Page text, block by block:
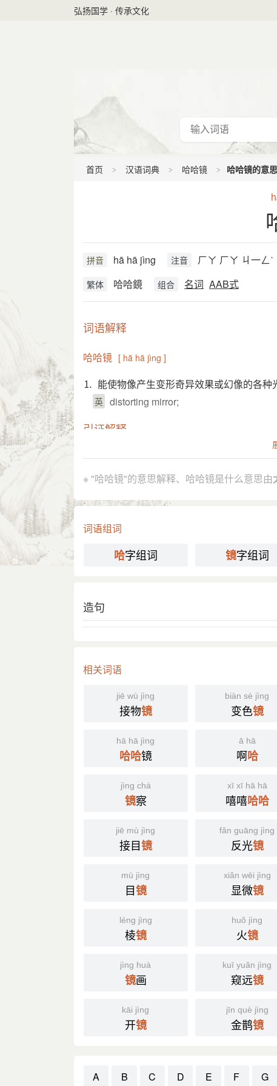
弘扬国学 · 传承文化
首页 汉语词典 哈哈镜 哈哈镜的意思
拼音 hā hā jìng 注音 ㄏㄚ ㄏㄚ ㄐ一ㄥˋ
繁体 哈哈鏡 组合 名词 AAB式
词语解释
哈哈镜 [ hā hā jìng ]
⒈ 能使物像产生变形奇异效果或幻像的各种
英 distorting mirror;
引证解释
⒈ 用凹凸不平的玻璃做成的镜子，镜中形象
引 秦牧 《长街灯语·寄北方》：“这两种
国语辞典
哈哈镜 [ hā hā jìng ]
⒈ 用凹凸玻璃做成的镜子。照起来能扭曲影
hā hǎ hà
哈 哈 镜
※ "哈哈镜"的意思解释、哈哈镜是什么意思由
词语组词
哈字组词 镜字组词
造句
相关词语
jiē wù jìng
接物镜
biàn sè jìng
变色镜
hā hā jìng
哈哈镜
ā hā
啊哈
jìng chá
镜察
xī xī hā hā
嘻嘻哈哈
jiē mù jìng
接目镜
fǎn guāng jìng
反光镜
mù jìng
目镜
xiǎn wēi jìng
显微镜
léng jìng
棱镜
huǒ jìng
火镜
jìng huà
镜画
kuī yuǎn jìng
窥远镜
kāi jìng
开镜
jīn què jìng
金鹊镜
A B C D E F G